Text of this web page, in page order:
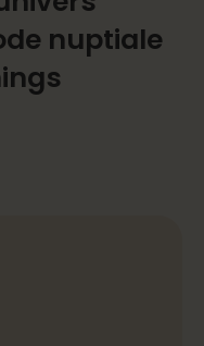
nuptiale